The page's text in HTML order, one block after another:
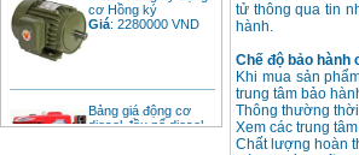
Giá:2280000
diesel đầu nổ diesel
Giá:6500000VND
tử thông qua tin
hành.
Chế độ bảo hành
Khi mua sản
trung tâm bảo
Thông thường
Xem các trung
Chất lượng hoàn